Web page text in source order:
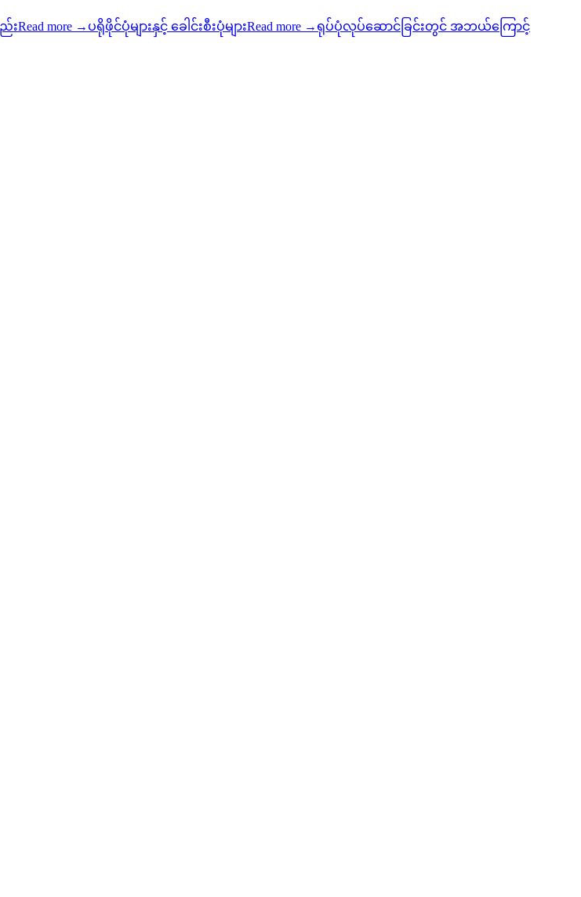
းRead more → ပရိုဖိုင်ပုံများနှင့် ခေါင်းစီးပုံများRead more →ရုပ်ပုံလုပ်ဆောင်ခြင်းတွင် အဘယ်ကြောင့်